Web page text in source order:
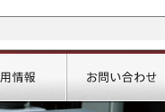
採用情報